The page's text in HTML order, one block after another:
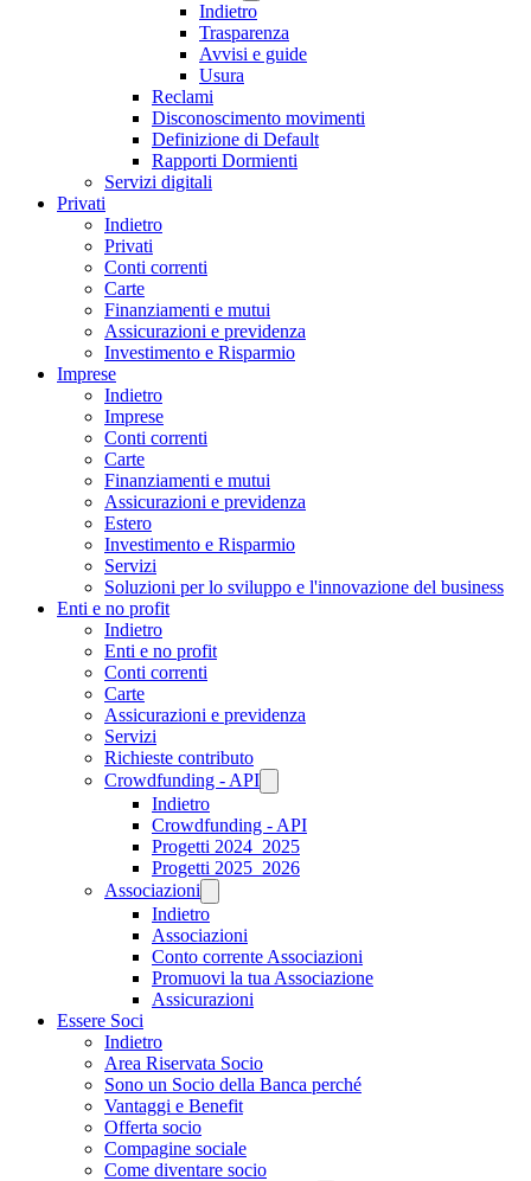
Indietro
Trasparenza
Avvisi e guide
Usura
Reclami
Disconoscimento movimenti
Definizione di Default
Rapporti Dormienti
Servizi digitali
Privati
Indietro
Privati
Conti correnti
Carte
Finanziamenti e mutui
Assicurazioni e previdenza
Investimento e Risparmio
Imprese
Indietro
Imprese
Conti correnti
Carte
Finanziamenti e mutui
Assicurazioni e previdenza
Estero
Investimento e Risparmio
Servizi
Soluzioni per lo sviluppo e l'innovazione del business
Enti e no profit
Indietro
Enti e no profit
Conti correnti
Carte
Assicurazioni e previdenza
Servizi
Richieste contributo
Crowdfunding - API
Indietro
Crowdfunding - API
Progetti 2024_2025
Progetti 2025_2026
Associazioni
Indietro
Associazioni
Conto corrente Associazioni
Promuovi la tua Associazione
Assicurazioni
Essere Soci
Indietro
Area Riservata Socio
Sono un Socio della Banca perché
Vantaggi e Benefit
Offerta socio
Compagine sociale
Come diventare socio